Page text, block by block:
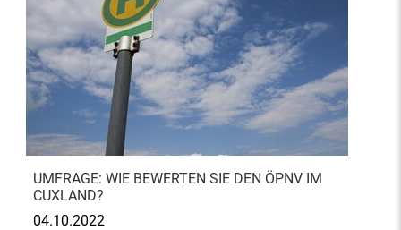
UMFRAGE: WIE BEWERTEN SIE DEN ÖPNV IM
CUXLAND?
04.10.2022